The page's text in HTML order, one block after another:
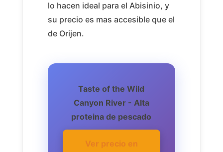
lo hacen ideal para el Abisinio, y
su precio es mas accesible que el
de Orijen.
Taste of the Wild
Canyon River - Alta
proteina de pescado
Ver precio en